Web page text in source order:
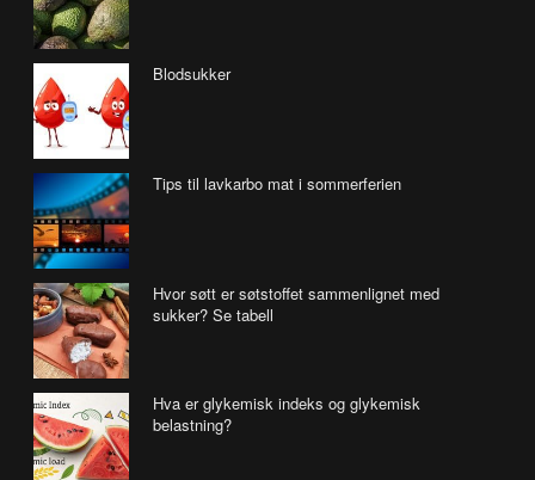
Blodsukker
Tips til lavkarbo mat i sommerferien
Hvor søtt er søtstoffet sammenlignet med
sukker? Se tabell
Hva er glykemisk indeks og glykemisk
belastning?